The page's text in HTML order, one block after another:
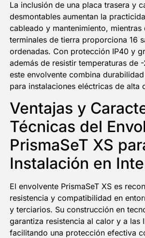
La inclusión de una placa trasera y
desmontables aumentan la
cableado y mantenimiento,
terminales de tierra proporciona 16
ordenadas. Con protección IP40 y
además de resistir temperaturas de
este envolvente combina
para instalaciones eléctricas de alta
Ventajas y
Técnicas del
PrismaSeT XS
Instalación en
El envolvente PrismaSeT XS es
resistencia y compatibilidad en
y terciarios. Su construcción en
garantiza resistencia al calor y a las
facilitando una protección efectiva
EN TU PRIMERA
NOMBRE
Email
¡QUIERO MI